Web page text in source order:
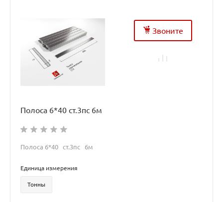
Звоните
Полоса 6*40 ст.3пс 6м
Полоса 6*40 ст.3пс 6м
Единица измерения
Тонны